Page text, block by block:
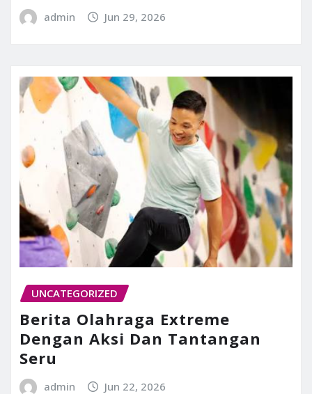
admin Jun 29, 2026
UNCATEGORIZED
Berita Olahraga Extreme
Dengan Aksi Dan Tantangan
Seru
admin Jun 22, 2026